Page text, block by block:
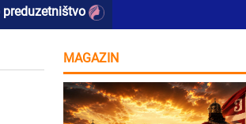
preduzetništvo
MAGAZIN